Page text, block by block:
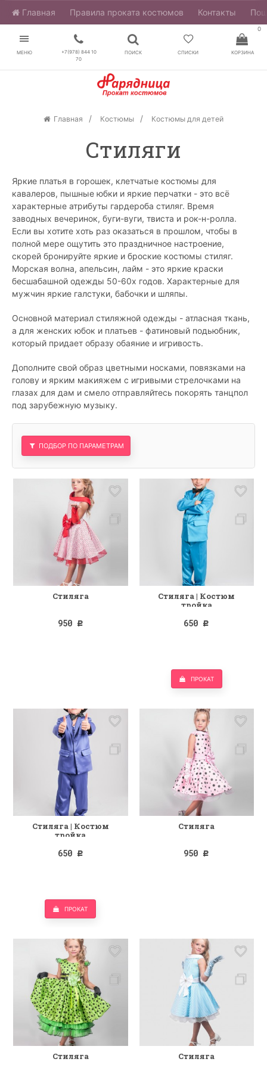
Главная ​Правила проката костюмов Контакты
МЕНЮ
+7(978) 844 10
70
ПОИСК СПИСКИ
0
КОРЗИНА
Главная Костюмы Костюмы для детей
Стиляги
Яркие платья в горошек, клетчатые костюмы для
кавалеров, пышные юбки и яркие перчатки - это всё
характерные атрибуты гардероба стиляг. Время
заводных вечеринок, буги-вуги, твиста и рок-н-ролла.
Если вы хотите хоть раз оказаться в прошлом, чтобы в
полной мере ощутить это праздничное настроение,
скорей бронируйте яркие и броские костюмы стиляг.
Морская волна, апельсин, лайм - это яркие краски
бесшабашной одежды 50-60х годов. Характерные для
мужчин яркие галстуки, бабочки и шляпы.
Основной материал стиляжной одежды - атласная ткань,
а для женских юбок и платьев - фатиновый подьюбник,
который придает образу обаяние и игривость.
Дополните свой образ цветными носками, повязками на
голову и ярким макияжем с игривыми стрелочками на
глазах для дам и смело отправляйтесь покорять танцпол
под зарубежную музыку.
ПОДБОР ПО ПАРАМЕТРАМ
Стиляга
950 Р
Стиляга | Костюм
тройка
650 Р
ПРОКАТ
Стиляга | Костюм
тройка
650 Р
ПРОКАТ
Стиляга
950 Р
Стиляга Стиляга